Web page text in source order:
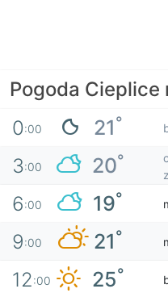
Pogoda Cieplice
0:00 21°
3:00 20°
6:00 19°
9:00 21°
12:00 25°